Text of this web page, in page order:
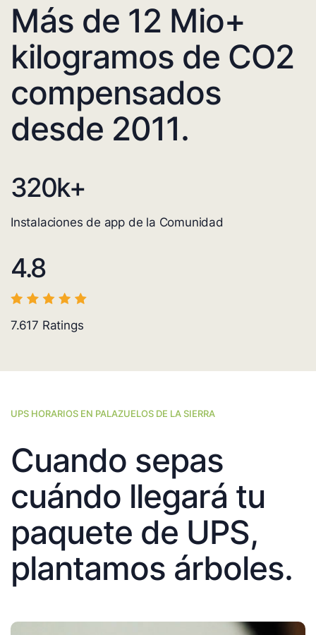
Más de 12 Mio+
kilogramos de CO2
compensados
desde 2011.
320k+
Instalaciones de app de la Comunidad
4.8
7.617 Ratings
UPS HORARIOS EN PALAZUELOS DE LA SIERRA
Cuando sepas
cuándo llegará tu
paquete de UPS,
plantamos árboles.